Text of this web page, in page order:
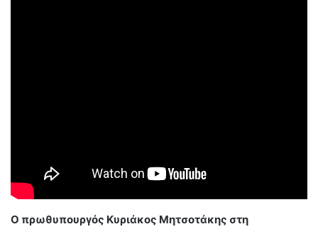
Ο πρωθυπουργός Κυριάκος Μητσοτάκης στη